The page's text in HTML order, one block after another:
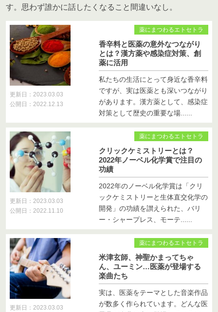
す。思わず誰かに話したくなること間違いなし。
更新日：2023.03.03
公開日：2022.12.13
薬にまつわるエトセトラ
香辛料と医薬の意外なつながり
とは？漢方薬や感染症対策、創
薬に活用
私たちの生活にとって身近な香辛料
ですが、実は医薬とも深いつながり
があります。漢方薬として、感染症
対策として歴史の重要な場......
更新日：2023.03.03
公開日：2022.11.10
薬にまつわるエトセトラ
クリックケミストリーとは？
2022年ノーベル化学賞で注目の
功績
2022年のノーベル化学賞は「クリ
ックケミストリーと生体直交化学の
開発」の功績を讃えられた、バリ
ー・シャープレス、モーテ......
更新日：2023.03.03
薬にまつわるエトセトラ
米津玄師、神聖かまってちゃ
ん、ユーミン…医薬が登場する
楽曲たち
実は、医薬をテーマとした音楽作品
が数多く作られています。どんな医